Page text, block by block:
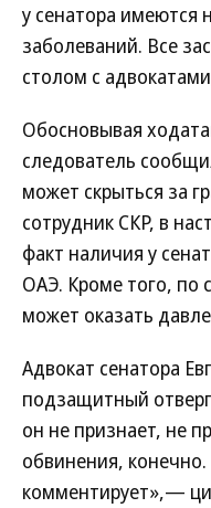
у сенатора имеются
заболеваний. Все
столом с
Обосновывая
следователь
может скрыться за
сотрудник СКР, в
факт наличия у
ОАЭ. Кроме того, по
может оказать
Адвокат сенатора
подзащитный
он не признает, не
обвинения,
комментирует»,—